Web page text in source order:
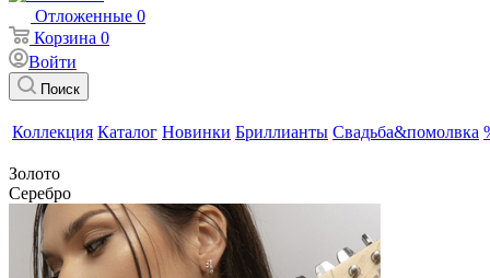
Отложенные 0
Корзина 0
Войти
Поиск
Коллекция Каталог Новинки Бриллианты Свадьба&помолвка
Золото
Серебро